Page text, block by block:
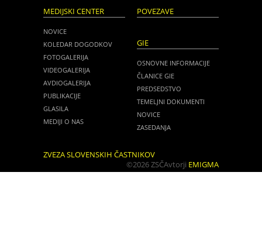
MEDIJSKI CENTER
NOVICE
KOLEDAR DOGODKOV
FOTOGALERIJA
VIDEOGALERIJA
AVDIOGALERIJA
PUBLIKACIJE
GLASILA
MEDIJI O NAS
POVEZAVE
GIE
OSNOVNE INFORMACIJE
ČLANICE GIE
PREDSEDSTVO
TEMELJNI DOKUMENTI
NOVICE
ZASEDANJA
ZVEZA SLOVENSKIH ČASTNIKOV
©2026 ZSČAvtorji EMIGMA